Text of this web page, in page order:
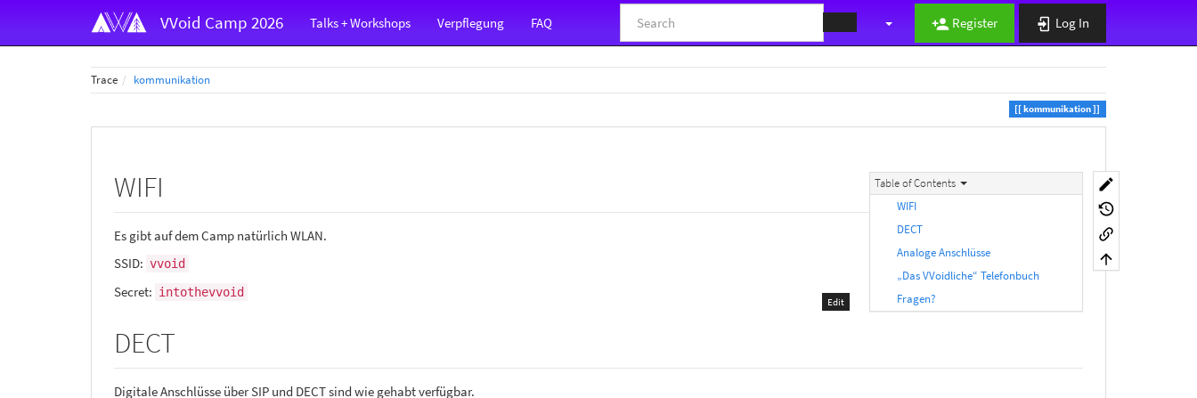
VVoid Camp 2026 Talks + Workshops Verpflegung FAQ Register Log In
Trace kommunikation
kommunikation
Table of Contents
WIFI
DECT
Analoge Anschlüsse
„Das VVoidliche“ Telefonbuch
Fragen?
WIFI
Es gibt auf dem Camp natürlich WLAN.
SSID: vvoid
Secret: intothevvoid
Edit
DECT
Digitale Anschlüsse über SIP und DECT sind wie gehabt verfügbar.